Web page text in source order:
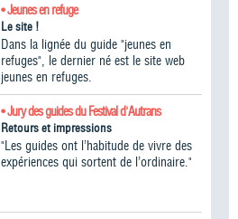
• Jeunes en refuge
Le site !
Dans la lignée du guide "jeunes en
refuges", le dernier né est le site web
jeunes en refuges.
• Jury des guides du Festival d'Autrans
Retours et impressions
"Les guides ont l’habitude de vivre des
expériences qui sortent de l’ordinaire."